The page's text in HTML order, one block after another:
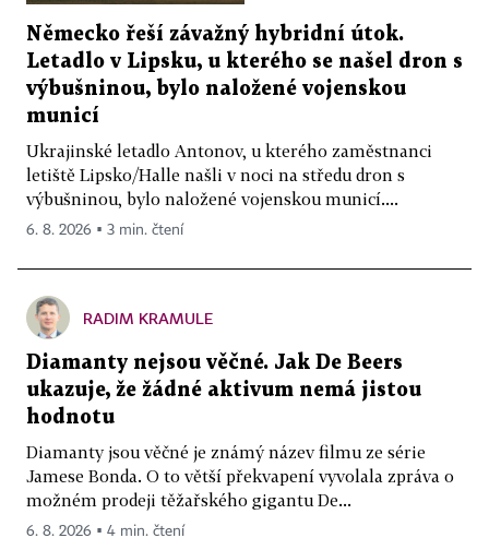
Německo řeší závažný hybridní útok.
Letadlo v Lipsku, u kterého se našel dron s
výbušninou, bylo naložené vojenskou
municí
Ukrajinské letadlo Antonov, u kterého zaměstnanci
letiště Lipsko/Halle našli v noci na středu dron s
výbušninou, bylo naložené vojenskou municí....
6. 8. 2026 ▪ 3 min. čtení
RADIM KRAMULE
Diamanty nejsou věčné. Jak De Beers
ukazuje, že žádné aktivum nemá jistou
hodnotu
Diamanty jsou věčné je známý název filmu ze série
Jamese Bonda. O to větší překvapení vyvolala zpráva o
možném prodeji těžařského gigantu De...
6. 8. 2026 ▪ 4 min. čtení